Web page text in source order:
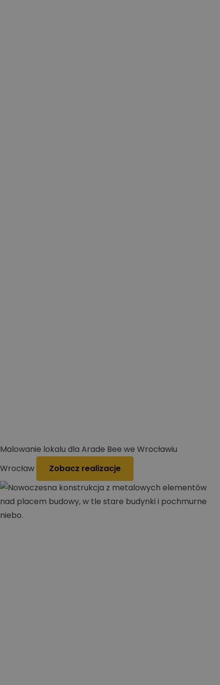
Malowanie lokalu dla Arade Bee we Wrocławiu
Wrocław
Zobacz realizacje